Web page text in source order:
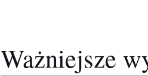
Ważniejsze